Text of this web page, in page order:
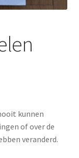
kunnen
of over de
veranderd.